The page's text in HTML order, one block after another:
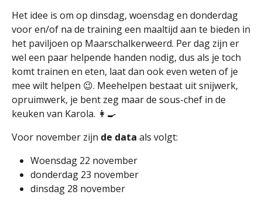
Het idee is om op dinsdag, woensdag en donderdag
voor en/of na de training een maaltijd aan te bieden in
het paviljoen op Maarschalkerweerd. Per dag zijn er
wel een paar helpende handen nodig, dus als je toch
komt trainen en eten, laat dan ook even weten of je
mee wilt helpen 😉. Meehelpen bestaat uit snijwerk,
opruimwerk, je bent zeg maar de sous-chef in de
keuken van Karola. 👩‍🍳
Voor november zijn de data als volgt:
Woensdag 22 november
donderdag 23 november
dinsdag 28 november